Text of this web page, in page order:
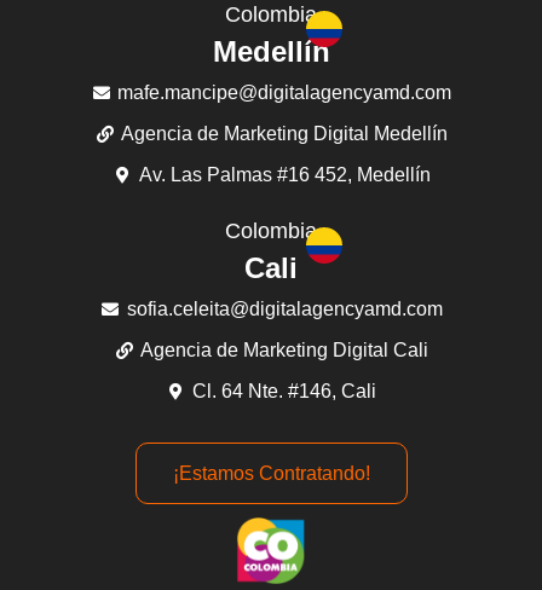
Colombia
Medellín
mafe.mancipe@digitalagencyamd.com
Agencia de Marketing Digital Medellín
Av. Las Palmas #16 452, Medellín
Colombia
Cali
sofia.celeita@digitalagencyamd.com
Agencia de Marketing Digital Cali
Cl. 64 Nte. #146, Cali
¡Estamos Contratando!